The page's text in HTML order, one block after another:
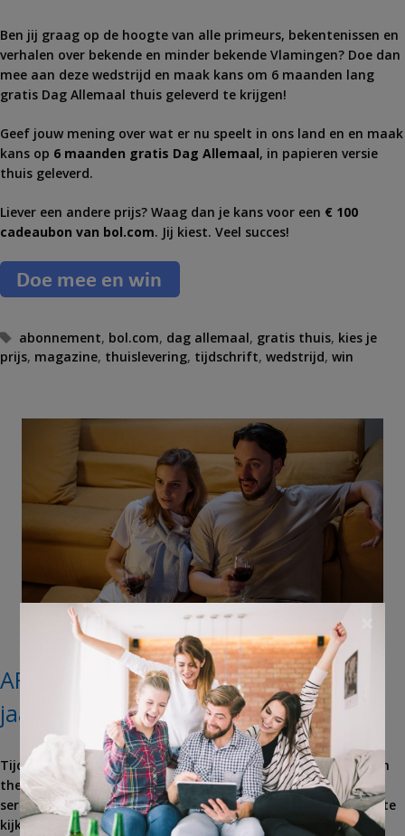
Ben jij graag op de hoogte van alle primeurs, bekentenissen en
verhalen over bekende en minder bekende Vlamingen? Doe dan
mee aan deze wedstrijd en maak kans om 6 maanden lang
gratis Dag Allemaal thuis geleverd te krijgen!
Geef jouw mening over wat er nu speelt in ons land en en maak
kans op 6 maanden gratis Dag Allemaal, in papieren versie
thuis geleverd.
Liever een andere prijs? Waag dan je kans voor een € 100
cadeaubon van bol.com. Jij kiest. Veel succes!
T
a
abonnement, bol.com, dag allemaal, gratis thuis, kies je
prijs, magazine, thuislevering, tijdschrift, wedstrijd, win
AFGELOPEN: Win een Streamz
jaarabonnement
Tijdens de koude winterdagen is niets gezelliger dan met een
theetje, digestief en snack onder een dekentje je favoriete
series en films opStreamz– de Vlaamse versie van Netflix – te
kijken.